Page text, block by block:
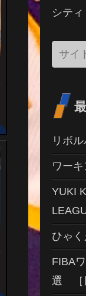
シテ
リボ
ワー
YUKI
ひゃく
FIBA
選 ［